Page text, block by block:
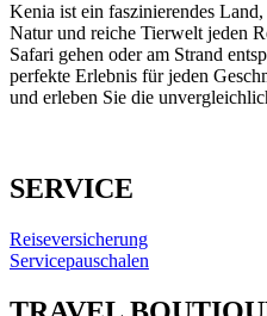
Kenia ist ein faszinierendes
Natur und reiche Tierwelt jeden
Safari gehen oder am Strand
perfekte Erlebnis für jeden
und erleben Sie die
SERVICE
Reiseversicherung
Servicepauschalen